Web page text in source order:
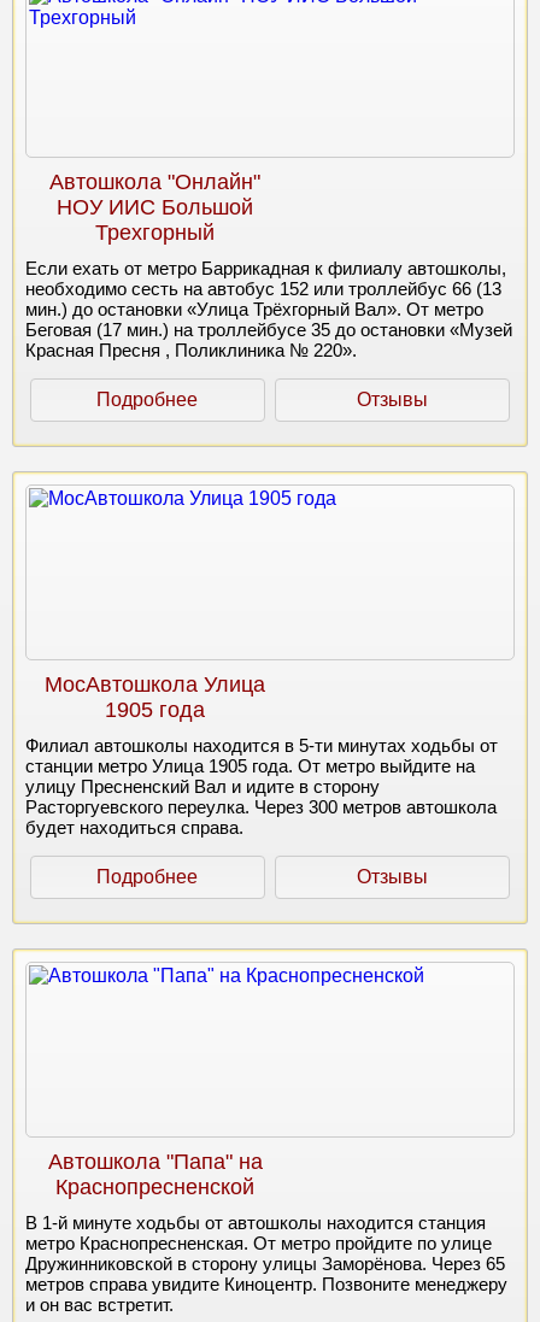
Автошкола "Онлайн"
НОУ ИИС Большой
Трехгорный
Если ехать от метро Баррикадная к филиалу автошколы,
необходимо сесть на автобус 152 или троллейбус 66 (13
мин.) до остановки «Улица Трёхгорный Вал». От метро
Беговая (17 мин.) на троллейбусе 35 до остановки «Музей
Красная Пресня , Поликлиника № 220».
Подробнее Отзывы
МосАвтошкола Улица
1905 года
Филиал автошколы находится в 5-ти минутах ходьбы от
станции метро Улица 1905 года. От метро выйдите на
улицу Пресненский Вал и идите в сторону
Расторгуевского переулка. Через 300 метров автошкола
будет находиться справа.
Подробнее Отзывы
Автошкола "Папа" на
Краснопресненской
В 1-й минуте ходьбы от автошколы находится станция
метро Краснопресненская. От метро пройдите по улице
Дружинниковской в сторону улицы Заморёнова. Через 65
метров справа увидите Киноцентр. Позвоните менеджеру
и он вас встретит.